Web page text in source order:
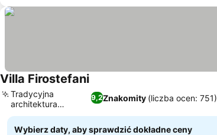
Villa Firostefani
9,2Znakomity (liczba ocen: 751)
Tradycyjna
architektura
cykladzka
Wybierz daty, aby sprawdzić dokładne ceny